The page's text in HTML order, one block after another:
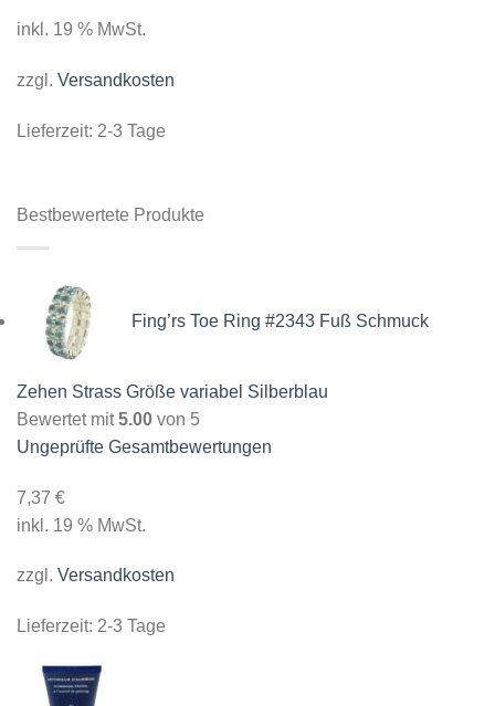
inkl. 19 % MwSt.
zzgl. Versandkosten
Lieferzeit: 2-3 Tage
Bestbewertete Produkte
Fing’rs Toe Ring #2343 Fuß Schmuck
Zehen Strass Größe variabel Silberblau
Bewertet mit5.00 von 5
Ungeprüfte Gesamtbewertungen
7,37 €
inkl. 19 % MwSt.
zzgl. Versandkosten
Lieferzeit: 2-3 Tage